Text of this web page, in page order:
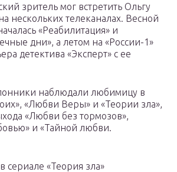
зритель мог встретить Ольгу
нескольких телеканалах. Весной
«Реабилитация» и
дни», а летом на «России-1»
детектива «Эксперт» с ее
наблюдали любимицу в
«Любви Веры» и «Теории зла»,
«Любви без тормозов»,
и «Тайной любви.
сериале «Теория зла»